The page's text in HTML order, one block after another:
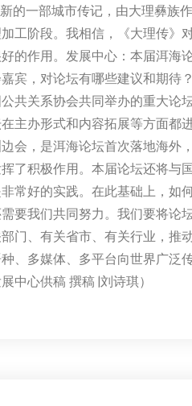
的一部城市传记，由大理彝族
工阶段。我相信，《大理传》
的作用。发展中心：本届洱海
宾，对论坛有哪些建议和期待
共关系协会共同举办的重大论
主办形式和内容拓展等方面都
会，是洱海论坛首次落地海外
了积极作用。本届论坛还将与
常好的实践。在此基础上，如
要我们共同努力。我们要将论
门、有关省市、有关行业，推
、多媒体、多平台向世界广泛
中心供稿 撰稿 |刘诗琪）